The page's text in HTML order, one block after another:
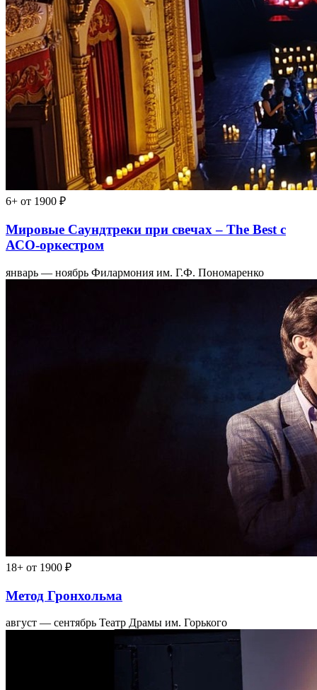
6+ от 1900 ₽
Мировые Саундтреки при свечах – The Best с
АСО-оркестром
январь — ноябрь Филармония им. Г.Ф. Пономаренко
18+ от 1900 ₽
Метод Гронхольма
август — сентябрь Театр Драмы им. Горького